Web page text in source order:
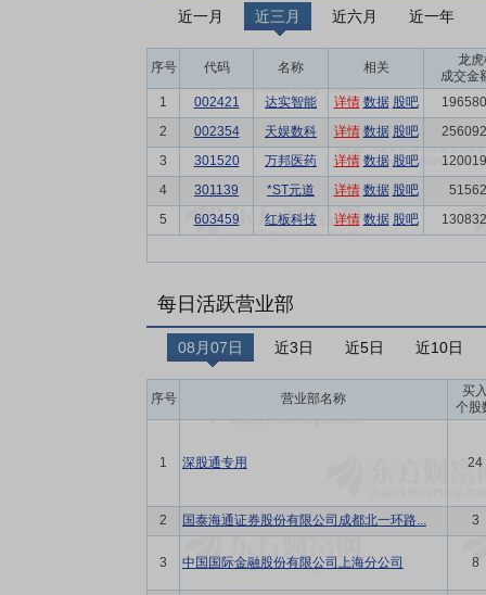
近一月 近三月 近六月 近一年
序号 代码 名称 相关
龙虎
成交金
1
002421 达实智能 详情 数据 股吧
2
002354 天娱数科 详情 数据 股吧
3
301520 万邦医药 详情 数据 股吧
4
301139 *ST元道 详情 数据 股吧
5
603459 红板科技 详情 数据 股吧
每日活跃营业部
08月07日 近3日 近5日 近10日
序号 营业部名称
买
个股
1 深股通专用 24
2 国泰海通证券股份有限公司成都北一环路... 3
3 中国国际金融股份有限公司上海分公司 8